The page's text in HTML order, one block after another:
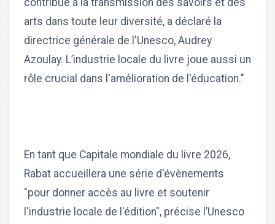
contribue à la transmission des savoirs et des
arts dans toute leur diversité, a déclaré la
directrice générale de l'Unesco, Audrey
Azoulay. L’industrie locale du livre joue aussi un
rôle crucial dans l'amélioration de l'éducation."
En tant que Capitale mondiale du livre 2026,
Rabat accueillera une série d'évènements
"pour donner accès au livre et soutenir
l'industrie locale de l'édition", précise l’Unesco